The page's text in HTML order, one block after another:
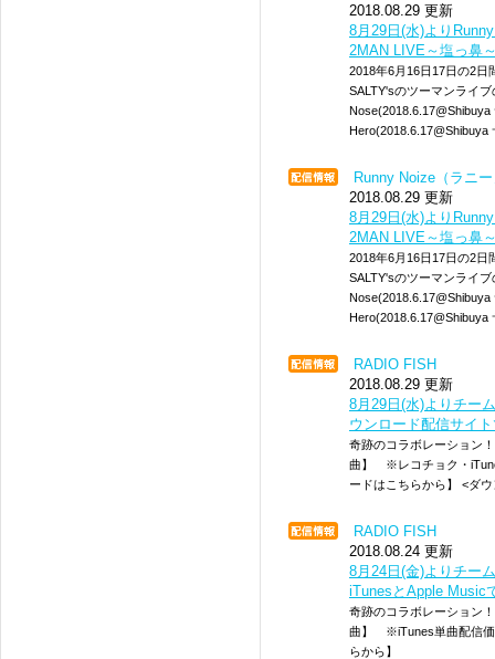
2018.08.29 更新
8月29日(水)より
2MAN LIVE～塩っ鼻
2018年6月16日17日の2日
SALTY'sのツーマンライ
Hero(2018.6.17@Shibuya
Runny Noize（ラニ
2018.08.29 更新
8月29日(水)より
2MAN LIVE～塩っ鼻
2018年6月16日17日の2日
SALTY'sのツーマンライ
Hero(2018.6.17@Shibuya
RADIO FISH
2018.08.29 更新
8月29日(水)よりチー
ウンロード配信サイ
奇跡のコラボレーション
曲】 ※レコチョク・
ードはこちらから】 <ダ
RADIO FISH
2018.08.24 更新
8月24日(金)よりチー
iTunesとApple Music
奇跡のコラボレーション
曲】 ※iTunes単曲配信価
らから】